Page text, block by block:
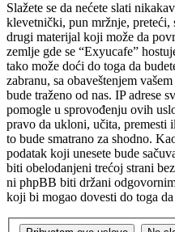
Slažete se da nećete slati
klevetnički, pun mržnje,
drugi materijal koji može da
zemlje gde se “Exyucafe”
tako može doći do toga da
zabranu, sa obaveštenjem
bude traženo od nas. IP adrese
pomogle u sprovođenju ovih
pravo da ukloni, učita,
to bude smatrano za shodno.
podatak koji unesete bude
biti obelodanjeni trećoj strani
ni phpBB biti držani
koji bi mogao dovesti do toga